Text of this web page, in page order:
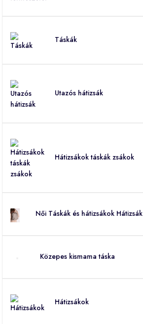
Táskák
Utazós hátizsák
Hátizsákok táskák zsákok
Női Táskák és hátizsákok Hátizsák
Közepes kismama táska
Hátizsákok